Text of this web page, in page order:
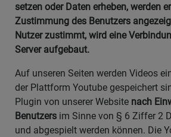
setzen oder Daten erheben, werden
Zustimmung des Benutzers
Nutzer zustimmt, wird eine
Server aufgebaut.
Auf unseren Seiten werden Videos
der Plattform Youtube gespeichert
Plugin von unserer Website nach
Benutzers im Sinne von § 6 Ziffer 2
und abgespielt werden können. Die